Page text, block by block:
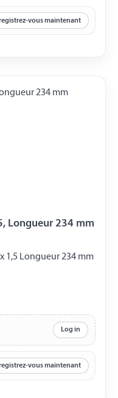
vous maintenant
Longueur 234 mm
1,5 Longueur 234 mm
Log in
vous maintenant